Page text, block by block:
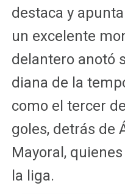
destaca y
un excelente
delantero anotó
diana de la
como el tercer
goles, detrás de
Mayoral,
la liga.